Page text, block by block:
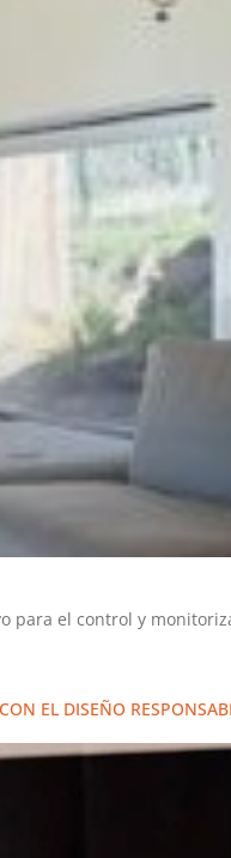
para el control y
EL DISEÑO